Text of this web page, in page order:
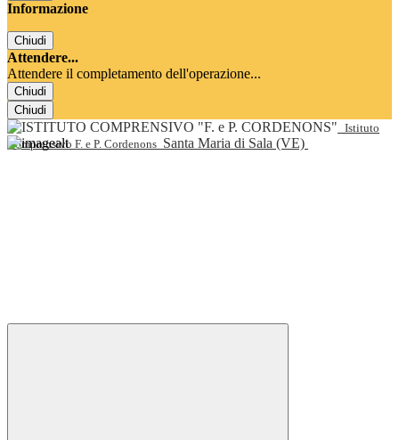
Informazione
Chiudi
Attendere...
Attendere il completamento dell'operazione...
Chiudi
Chiudi
Istituto
Comprensivo F. e P. Cordenons Santa Maria di Sala (VE)